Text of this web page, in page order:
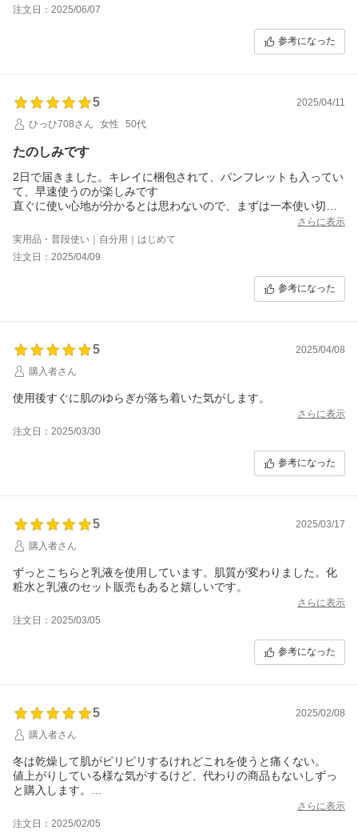
注文日：2025/06/07
参考になった
5
2025/04/11
ひっひ708さん
女性 50代
たのしみです
2日で届きました。キレイに梱包されて、パンフレットも入ってい
て、早速使うのが楽しみです
直ぐに使い心地が分かるとは思わないので、まずは一本使い切っ
さらに表示
実用品・普段使い｜自分用｜はじめて
注文日：2025/04/09
参考になった
5
2025/04/08
購入者さん
使用後すぐに肌のゆらぎが落ち着いた気がします。
さらに表示
注文日：2025/03/30
参考になった
5
2025/03/17
購入者さん
ずっとこちらと乳液を使用しています。肌質が変わりました。化
粧水と乳液のセット販売もあると嬉しいです。
さらに表示
注文日：2025/03/05
参考になった
5
2025/02/08
購入者さん
冬は乾燥して肌がピリピリするけれどこれを使うと痛くない。
値上がりしている様な気がするけど、代わりの商品もないしずっ
と購入します。
いつもありがとうございます。
さらに表示
注文日：2025/02/05